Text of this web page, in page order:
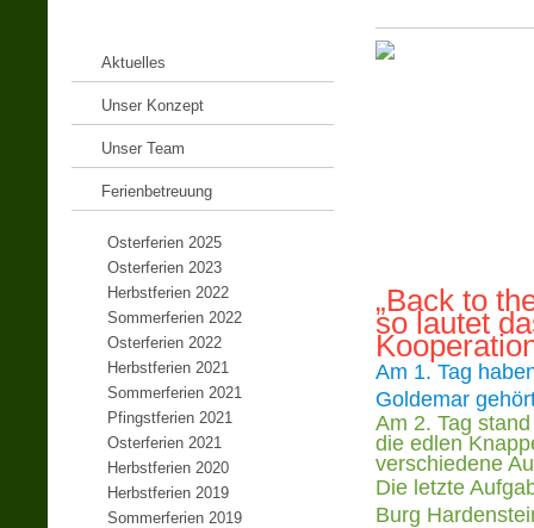
Aktuelles
Unser Konzept
Unser Team
Ferienbetreuung
Osterferien 2025
Osterferien 2023
Herbstferien 2022
Sommerferien 2022
Osterferien 2022
Herbstferien 2021
Sommerferien 2021
Pfingstferien 2021
Osterferien 2021
Herbstferien 2020
Herbstferien 2019
Sommerferien 2019
„Back to
so lautet
Am 1. Tag
Goldemar
Am 2. Tag
die edlen
verschiedene
Die letzte
Burg